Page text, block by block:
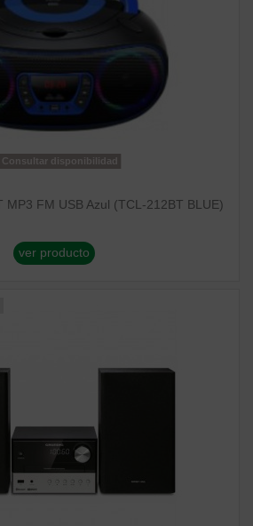
disponibilidad
MP3 FM USB Azul (TCL-212BT BLUE)
ver producto